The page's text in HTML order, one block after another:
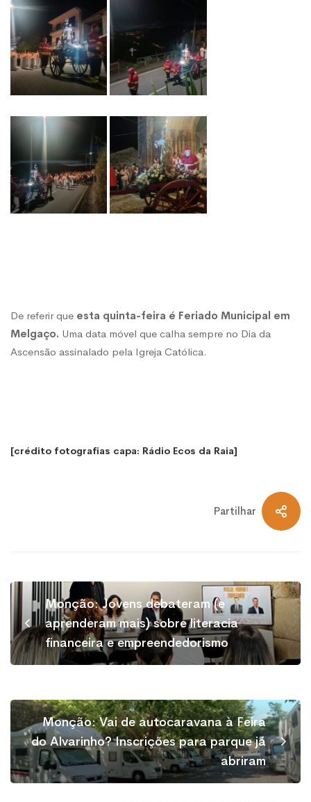
De referir que esta quinta-feira é Feriado Municipal em
Melgaço. Uma data móvel que calha sempre no Dia da
Ascensão assinalado pela Igreja Católica.
[crédito fotografias capa: Rádio Ecos da Raia]
Partilhar
Monção: Jovens debateram (e
aprenderam mais) sobre literacia
financeira e empreendedorismo
Monção: Vai de autocaravana à Feira
do Alvarinho? Inscrições para parque já
abriram